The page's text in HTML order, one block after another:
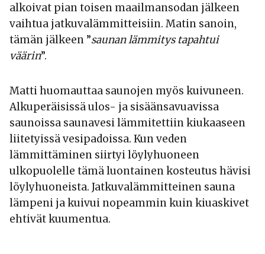
alkoivat pian toisen maailmansodan jälkeen
vaihtua jatkuvalämmitteisiin. Matin sanoin,
tämän jälkeen ”saunan lämmitys tapahtui
väärin”.
Matti huomauttaa saunojen myös kuivuneen.
Alkuperäisissä ulos- ja sisäänsavuavissa
saunoissa saunavesi lämmitettiin kiukaaseen
liitetyissä vesipadoissa. Kun veden
lämmittäminen siirtyi löylyhuoneen
ulkopuolelle tämä luontainen kosteutus hävisi
löylyhuoneista. Jatkuvalämmitteinen sauna
lämpeni ja kuivui nopeammin kuin kiuaskivet
ehtivät kuumentua.